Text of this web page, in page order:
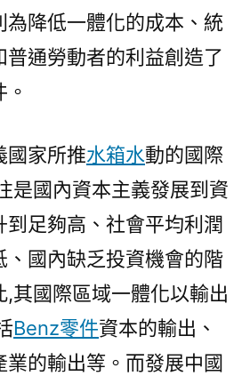
為降低一體化的成本、統
普通勞動者的利益創造了
國家所推水箱水動的國際
是國內資本主義發展到資
到足夠高、社會平均利潤
、國內缺乏投資機會的階
,其國際區域一體化以輸出
Benz零件資本的輸出、
業的輸出等。而發展中國